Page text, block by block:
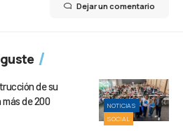
Dejar un comentario
NOTICIAS
SOCIAL
de su
de 200